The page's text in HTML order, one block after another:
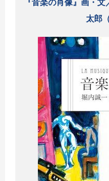
太郎